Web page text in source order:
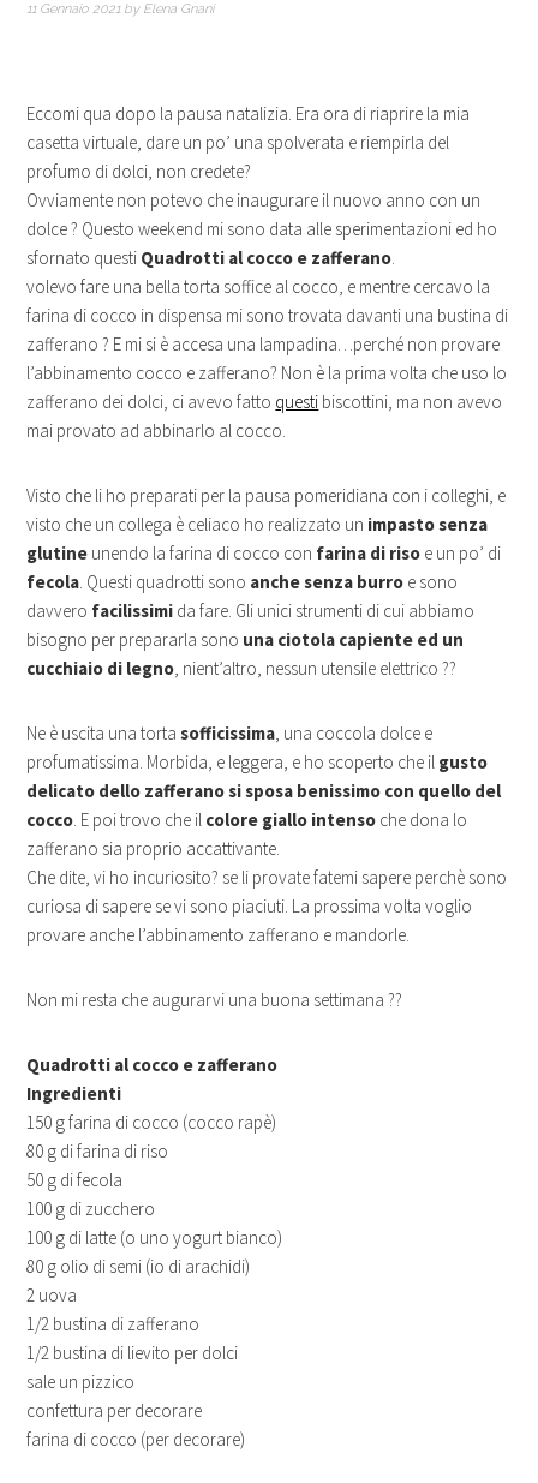
11 Gennaio 2021by Elena Gnani
Eccomi qua dopo la pausa natalizia. Era ora di riaprire la mia
casetta virtuale, dare un po’ una spolverata e riempirla del
profumo di dolci, non credete?
Ovviamente non potevo che inaugurare il nuovo anno con un
dolce ? Questo weekend mi sono data alle sperimentazioni ed ho
sfornato questi Quadrotti al cocco e zafferano.
volevo fare una bella torta soffice al cocco, e mentre cercavo la
farina di cocco in dispensa mi sono trovata davanti una bustina di
zafferano ? E mi si è accesa una lampadina…perché non provare
l’abbinamento cocco e zafferano? Non è la prima volta che uso lo
zafferano dei dolci, ci avevo fatto questi biscottini, ma non avevo
mai provato ad abbinarlo al cocco.
Visto che li ho preparati per la pausa pomeridiana con i colleghi, e
visto che un collega è celiaco ho realizzato un impasto senza
glutine unendo la farina di cocco con farina di riso e un po’ di
fecola. Questi quadrotti sono anche senza burro e sono
davvero facilissimi da fare. Gli unici strumenti di cui abbiamo
bisogno per prepararla sono una ciotola capiente ed un
cucchiaio di legno, nient’altro, nessun utensile elettrico ??
Ne è uscita una tortasofficissima, una coccola dolce e
profumatissima. Morbida, e leggera, e ho scoperto che il gusto
delicato dello zafferano si sposa benissimo con quello del
cocco. E poi trovo che il colore giallo intenso che dona lo
zafferano sia proprio accattivante.
Che dite, vi ho incuriosito? se li provate fatemi sapere perchè sono
curiosa di sapere se vi sono piaciuti. La prossima volta voglio
provare anche l’abbinamento zafferano e mandorle.
Non mi resta che augurarvi una buona settimana ??
Quadrotti al cocco e zafferano
Ingredienti
150 g farina di cocco (cocco rapè)
80 g di farina di riso
50 g di fecola
100 g di zucchero
100 g di latte (o uno yogurt bianco)
80 g olio di semi (io di arachidi)
2 uova
1/2 bustina di zafferano
1/2 bustina di lievito per dolci
sale un pizzico
confettura per decorare
farina di cocco (per decorare)